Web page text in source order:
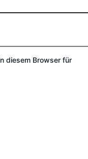
diesem Browser für